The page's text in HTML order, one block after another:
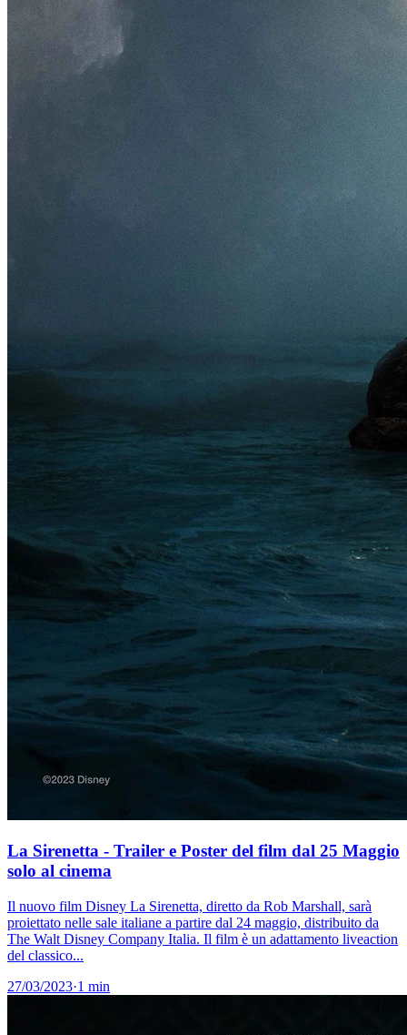
La Sirenetta - Trailer e Poster del film dal 25 Maggio
solo al cinema
Il nuovo film Disney La Sirenetta, diretto da Rob Marshall, sarà
proiettato nelle sale italiane a partire dal 24 maggio, distribuito da
The Walt Disney Company Italia. Il film è un adattamento liveaction
del classico...
27/03/2023·1 min